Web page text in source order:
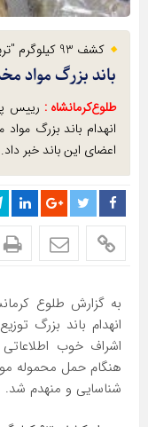
کشف 93 کیلوگرم "تریاک"
باند بزرگ مواد
طلوع‌‌کرمانشاه : رییس
اعضای این باند خبر داد.
به گزارش طلوع
انهدام باند بزرگ
اشراف خوب
هنگام حمل محموله
شناسایی و منهدم شد.